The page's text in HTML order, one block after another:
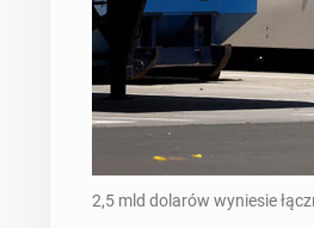
2,5 mld dolarów wyniesie